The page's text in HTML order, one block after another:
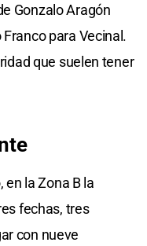
Gonzalo Aragón
para Vecinal.
que suelen tener
en la Zona B la
fechas, tres
con nueve